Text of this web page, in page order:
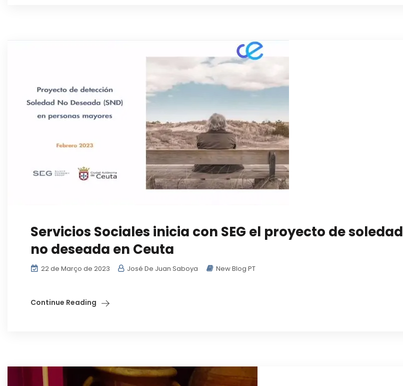
Servicios Sociales inicia con SEG el proyecto de soledad
no deseada en Ceuta
22 de Março de 2023 José De Juan Saboya New Blog PT
Continue Reading